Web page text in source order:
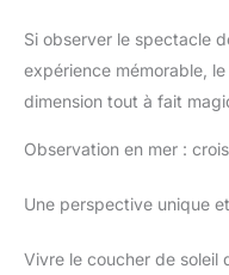
Si observer le spectacle
expérience mémorable,
dimension tout à fait
Observation en mer :
Une perspective unique
Vivre le coucher de soleil